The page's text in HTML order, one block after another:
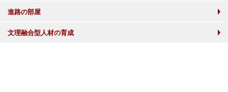
進路の部屋
文理融合型人材の育成